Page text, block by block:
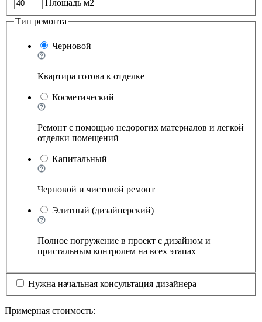
Площадь м2
Тип ремонта
Черновой
Квартира готова к отделке
Косметический
Ремонт с помощью недорогих материалов и легкой
отделки помещений
Капитальный
Черновой и чистовой ремонт
Элитный (дизайнерский)
Полное погружение в проект с дизайном и
пристальным контролем на всех этапах
Нужна начальная консультация дизайнера
Примерная стоимость: